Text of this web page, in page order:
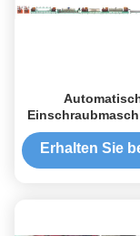
Herstellen von
Gürteln,
Erhalten Sie